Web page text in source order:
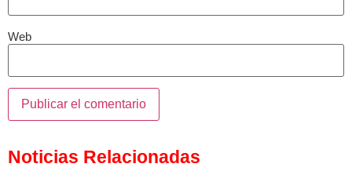
Web
Noticias Relacionadas